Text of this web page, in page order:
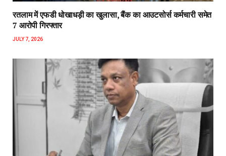
रतलाम में एफडी धोखाधड़ी का खुलासा, बैंक का आउटसोर्स कर्मचारी समेत
7 आरोपी गिरफ्तार
JULY 7, 2026